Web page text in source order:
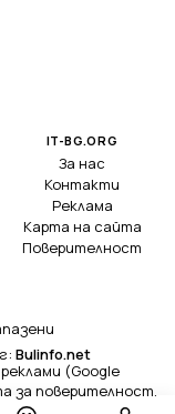
IT-BG.ORG
За нас
Контакти
Реклама
Карта на сайта
Поверителност
Bulinfo.net
(Google
за поверителност.